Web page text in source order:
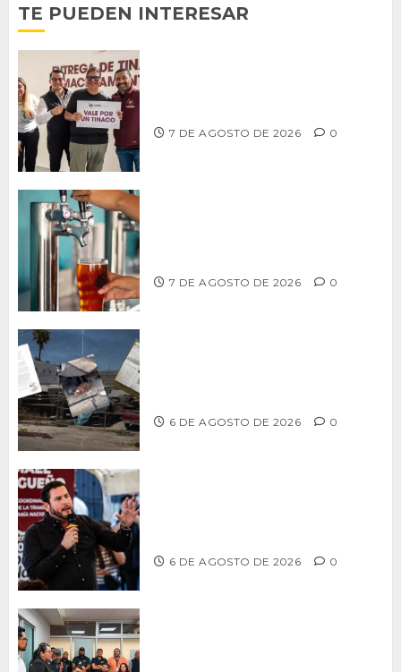
TE PUEDEN INTERESAR
7 DE AGOSTO DE 2026 0
7 DE AGOSTO DE 2026 0
6 DE AGOSTO DE 2026 0
6 DE AGOSTO DE 2026 0